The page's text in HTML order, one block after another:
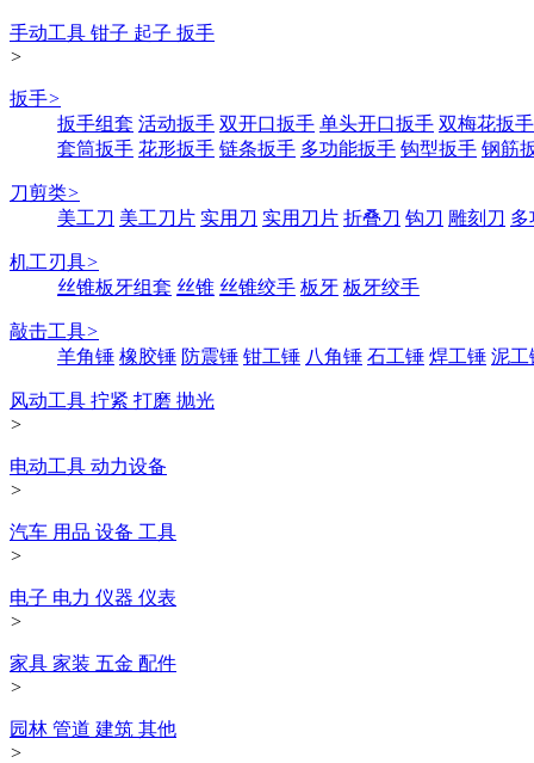
手动工具 钳子 起子 扳手
>
扳手>
扳手组套 活动扳手 双开口扳手 单头开口扳手 双梅花扳手
套筒扳手 花形扳手 链条扳手 多功能扳手 钩型扳手 钢筋
刀剪类>
美工刀 美工刀片 实用刀 实用刀片 折叠刀 钩刀 雕刻刀 多
机工刃具>
丝锥板牙组套 丝锥 丝锥绞手 板牙 板牙绞手
敲击工具>
羊角锤 橡胶锤 防震锤 钳工锤 八角锤 石工锤 焊工锤 泥工
风动工具 拧紧 打磨 抛光
>
电动工具 动力设备
>
汽车 用品 设备 工具
>
电子 电力 仪器 仪表
>
家具 家装 五金 配件
>
园林 管道 建筑 其他
>